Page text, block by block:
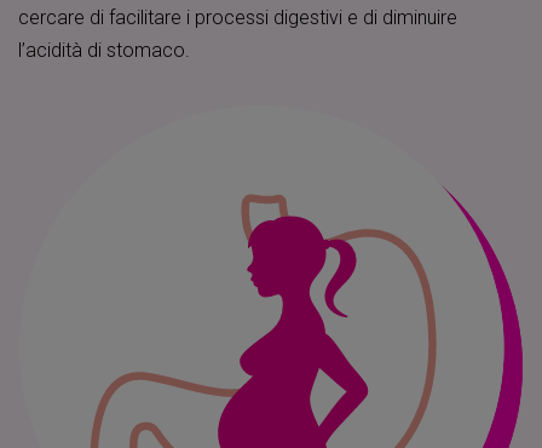
cercare di facilitare i processi digestivi e di diminuire
l’acidità di stomaco.